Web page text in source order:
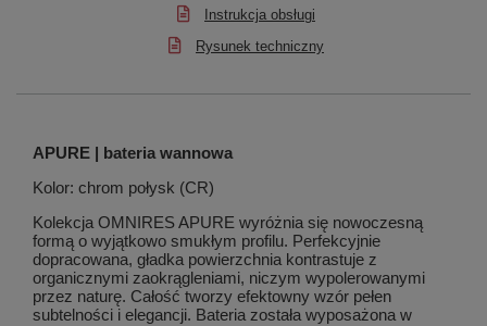
Instrukcja obsługi
Rysunek techniczny
APURE | bateria wannowa
Kolor: chrom połysk (CR)
Kolekcja OMNIRES APURE wyróżnia się nowoczesną
formą o wyjątkowo smukłym profilu. Perfekcyjnie
dopracowana, gładka powierzchnia kontrastuje z
organicznymi zaokrągleniami, niczym wypolerowanymi
przez naturę. Całość tworzy efektowny wzór pełen
subtelności i elegancji. Bateria została wyposażona w